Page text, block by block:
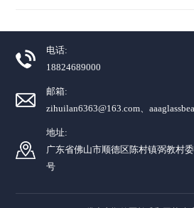
电话:
18824689000
邮箱:
zihuilan6363@163.com、
地址:
广东省佛山市顺德区陈村镇弼教村
号